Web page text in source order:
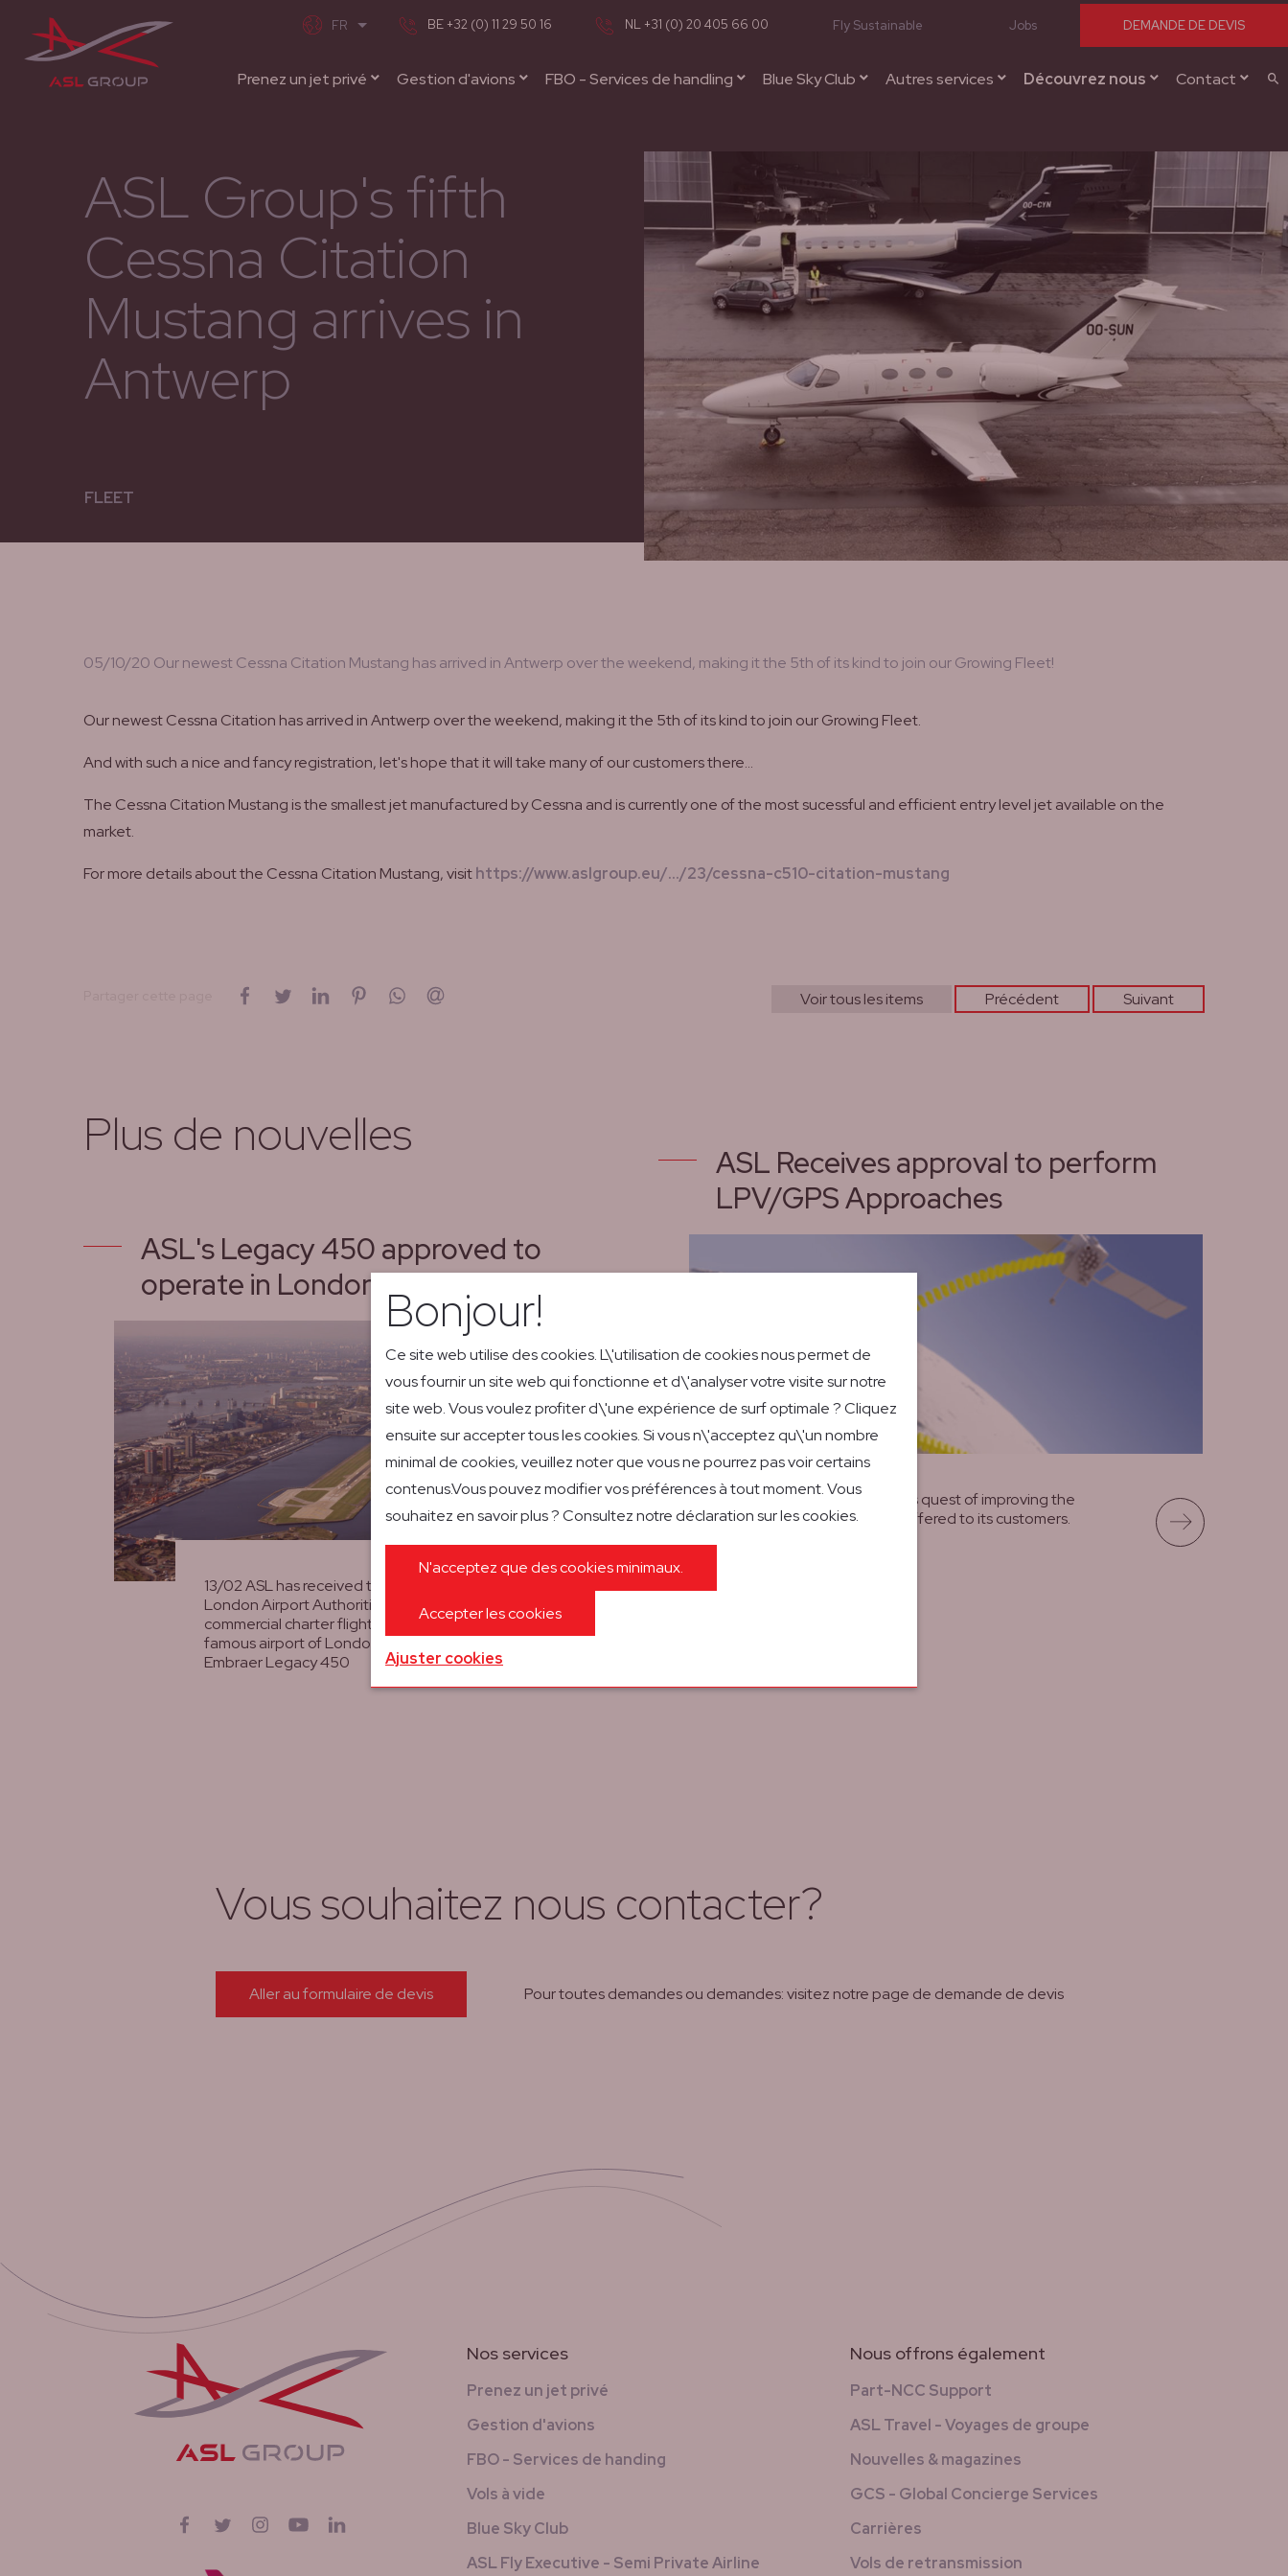
Prenez un jet privé Gestion d'avions FBO - Services de handling Blue Sky Club Autres services Découvrez nous Contact
BE +32 (0) 11 29 50 16 NL +31 (0) 20 405 66 00 Fly Sustainable Jobs DEMANDE DE DEVIS
ASL Group's fifth
Cessna Citation
Mustang arrives in
Antwerp
FLEET
05/10/20 Our newest Cessna Citation Mustang has arrived in Antwerp over the weekend, making it the 5th of its kind to join our Growing Fleet!
Our newestCessna Citation has arrived in Antwerp over the weekend, making it the 5th of its kind to join our Growing Fleet.
And with such a nice and fancy registration, let's hope that it will take many of our customers there...
The Cessna Citation Mustang is the smallest jet manufactured by Cessna and is currently one of the most sucessful and efficient entry level jet available on the
market.
For more details about the Cessna Citation Mustang, visithttps://www.aslgroup.eu/.../23/cessna-c510-citation-mustang
sur Facebook
sur Twittersur LinkedInsur Pinterestsur WhatsApp Voir tous les items Précédent Suivant
Plus de nouvelles
ASL's Legacy 450 approved to
operate in London City airport
13/02 ASL has received the approval from the
London Airport Authorities to perform
commercial charter flights in and out of the
famous airport of London City (LCY) with its
Embraer Legacy 450
ASL Receives approval to perform
LPV/GPS Approaches
17/12 In a continuous quest of improving the
quality of services offered to its customers.
Vous souhaitez nous contacter?
Aller au formulaire de devis Pour toutes demandes ou demandes: visitez notre page de demande de devis
Suivez-nous sur
Facebook
Twitter InstagramYouTube
Nos services
Prenez un jet privé
Gestion d'avions
FBO - Services de handing
Vols à vide
Blue Sky Club
ASL Fly Executive - Semi Private Airline
Nous offrons également
Part-NCC Support
ASL Travel - Voyages de groupe
Nouvelles & magazines
GCS - Global Concierge Services
Carrières
Vols de retransmission
Bonjour!
Ce site web utilise des cookies. L\'utilisation de cookies nous permet de
vous fournir un site web qui fonctionne et d\'analyser votre visite sur notre
site web. Vous voulez profiter d\'une expérience de surf optimale ? Cliquez
ensuite sur accepter tous les cookies. Si vous n\'acceptez qu\'un nombre
minimal de cookies, veuillez noter que vous ne pourrez pas voir certains
contenus.Vous pouvez modifier vos préférences à tout moment. Vous
souhaitez en savoir plus ? Consultez notre déclaration sur les cookies.
N'acceptez que des cookies minimaux.
Accepter les cookies
Ajuster cookies